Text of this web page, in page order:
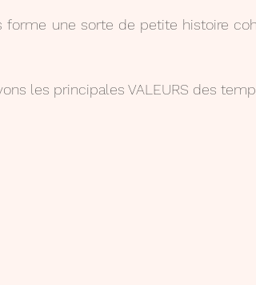
forme une sorte de petite histoire
les principales VALEURS des